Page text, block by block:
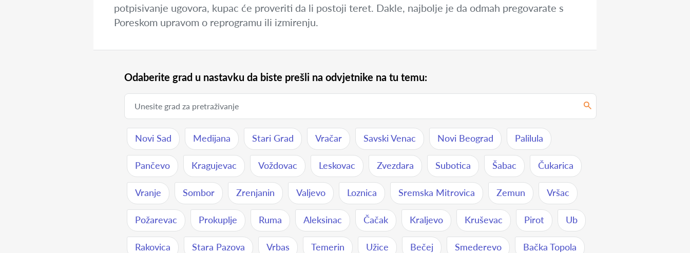
potpisivanje ugovora, kupac će proveriti da li postoji teret. Dakle, najbolje je da odmah pregovarate s
Poreskom upravom o reprogramu ili izmirenju.
Odaberite grad u nastavku da biste prešli na odvjetnike na tu temu:
Novi Sad Medijana Stari Grad Vračar Savski Venac Novi Beograd Palilula
Pančevo Kragujevac Voždovac Leskovac Zvezdara Subotica Šabac Čukarica
Vranje Sombor Zrenjanin Valjevo Loznica Sremska Mitrovica Zemun Vršac
Požarevac Prokuplje Ruma Aleksinac Čačak Kraljevo Kruševac Pirot Ub
Rakovica Stara Pazova Vrbas Temerin Užice Bečej Smederevo Bačka Topola